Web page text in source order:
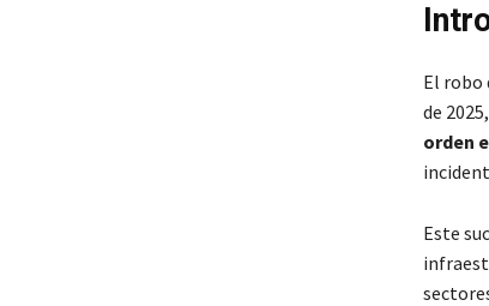
El robo
de
orden
Este